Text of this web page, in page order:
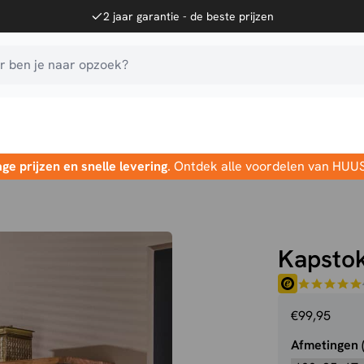
2 jaar garantie - de beste prijzen
ben je naar opzoek?
prijzen en snelle levering. Ontdek alle voordelen van
€99,95
Afmetingen